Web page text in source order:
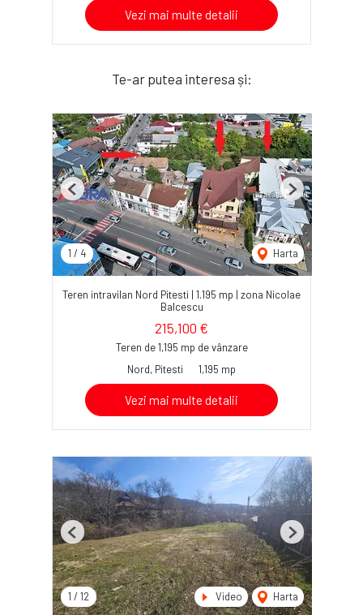
Vezi mai multe detalii
Te-ar putea interesa și:
1 / 4 Harta
Previous Next
Teren intravilan Nord Pitesti | 1.195 mp | zona Nicolae
Balcescu
215,100 €
Teren de 1,195 mp de vânzare
Nord, Pitesti
1,195 mp
Vezi mai multe detalii
1 / 12 Video Harta
Previous Next